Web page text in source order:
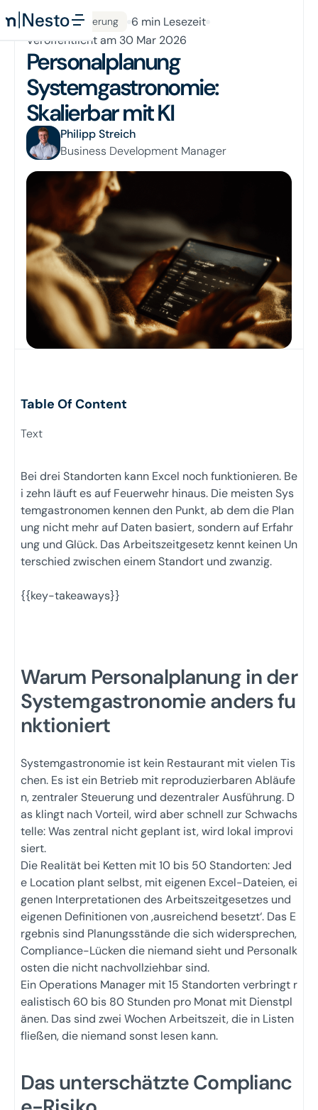
Betriebssteuerung
6 min Lesezeit
Veröffentlicht am 30 Mar 2026
Personalplanung
Systemgastronomie:
Skalierbar mit KI
Philipp Streich
Business Development Manager
Table Of Content
Text
Bei drei Standorten kann Excel noch funktionieren. Be
i zehn läuft es auf Feuerwehr hinaus. Die meisten Sys
temgastronomen kennen den Punkt, ab dem die Plan
ung nicht mehr auf Daten basiert, sondern auf Erfahr
ung und Glück. Das Arbeitszeitgesetz kennt keinen Un
terschied zwischen einem Standort und zwanzig.
{{key-takeaways}}
Warum Personalplanung in der
Systemgastronomie anders fu
nktioniert
Systemgastronomie ist kein Restaurant mit vielen Tis
chen. Es ist ein Betrieb mit reproduzierbaren Abläufe
n, zentraler Steuerung und dezentraler Ausführung. D
as klingt nach Vorteil, wird aber schnell zur Schwachs
telle: Was zentral nicht geplant ist, wird lokal improvi
siert.
Die Realität bei Ketten mit 10 bis 50 Standorten: Jed
e Location plant selbst, mit eigenen Excel-Dateien, ei
genen Interpretationen des Arbeitszeitgesetzes und
eigenen Definitionen von ‚ausreichend besetzt‘. Das E
rgebnis sind Planungsstände die sich widersprechen,
Compliance-Lücken die niemand sieht und Personalk
osten die nicht nachvollziehbar sind.
Ein Operations Manager mit 15 Standorten verbringt r
ealistisch 60 bis 80 Stunden pro Monat mit Dienstpl
änen. Das sind zwei Wochen Arbeitszeit, die in Listen
fließen, die niemand sonst lesen kann.
Das unterschätzte Complianc